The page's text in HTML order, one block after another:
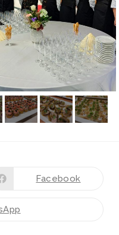
Facebook